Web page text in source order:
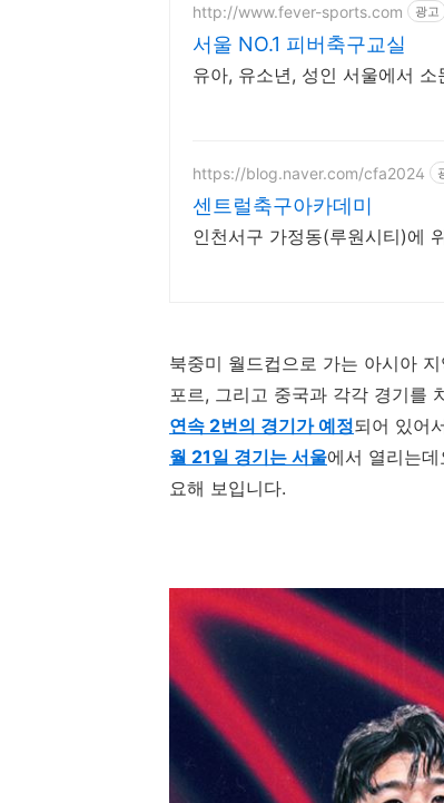
http://www.fever-sports.com 광고
서울 NO.1 피버축구교실
유아, 유소년, 성인 서울에서
https://blog.naver.com/cfa2024
센트럴축구아카데미
인천서구 가정동(루원시티)에
북중미 월드컵으로 가는 아시아
포르, 그리고 중국과 각각 경기를
연속 2번의 경기가 예정되어 있어
월 21일 경기는 서울에서 열리는데
요해 보입니다.